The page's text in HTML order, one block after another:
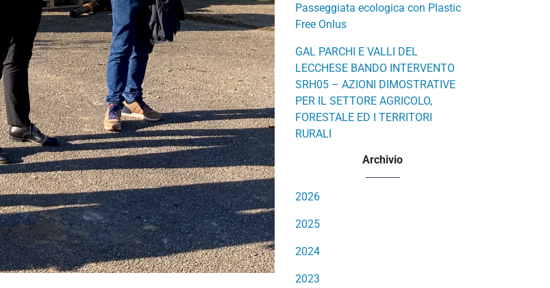
Passeggiata ecologica con Plastic
Free Onlus
GAL PARCHI E VALLI DEL
LECCHESE BANDO INTERVENTO
SRH05 – AZIONI DIMOSTRATIVE
PER IL SETTORE AGRICOLO,
FORESTALE ED I TERRITORI
RURALI
Archivio
2026
2025
2024
2023